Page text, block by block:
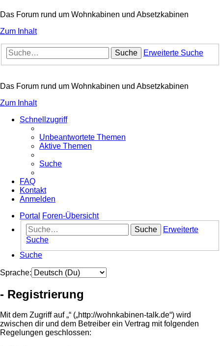
Das Forum rund um Wohnkabinen und Absetzkabinen
Zum Inhalt
Suche Erweiterte Suche
Das Forum rund um Wohnkabinen und Absetzkabinen
Zum Inhalt
Schnellzugriff
Unbeantwortete Themen
Aktive Themen
Suche
FAQ
Kontakt
Anmelden
Portal
Foren-Übersicht
Suche
Erweiterte
Suche
Suche
Sprache:
- Registrierung
Mit dem Zugriff auf „“ („http://wohnkabinen-talk.de“) wird
zwischen dir und dem Betreiber ein Vertrag mit folgenden
Regelungen geschlossen: